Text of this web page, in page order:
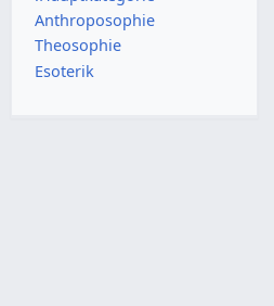
Anthroposophie
Theosophie
Esoterik